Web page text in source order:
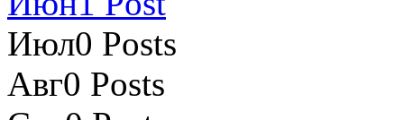
Июл0 Posts
Авг0 Posts